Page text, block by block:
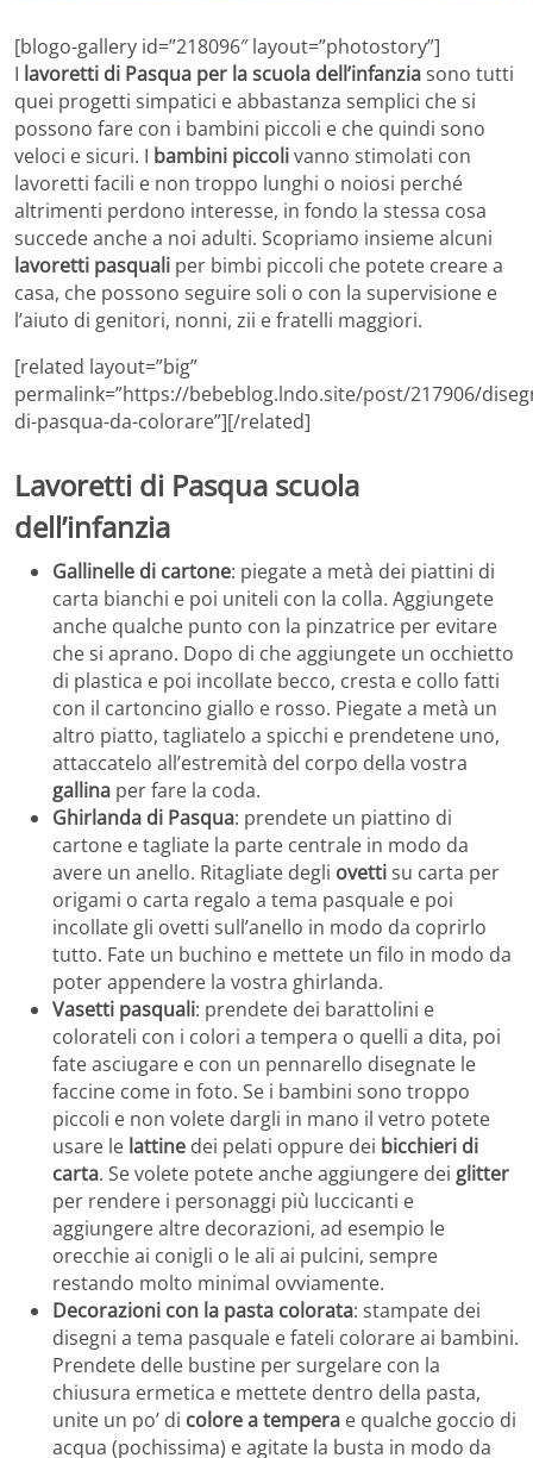
[blogo-gallery id=”218096″ layout=”photostory”]
I lavoretti di Pasqua per la scuola dell’infanziasono tutti
quei progetti simpatici e abbastanza semplici che si
possono fare con i bambini piccoli e che quindi sono
veloci e sicuri. I bambini piccolivanno stimolati con
lavoretti facili e non troppo lunghi o noiosi perché
altrimenti perdono interesse, in fondo la stessa cosa
succede anche a noi adulti. Scopriamo insieme alcuni
lavoretti pasquali per bimbi piccoli che potete creare a
casa, che possono seguire soli o con la supervisione e
l’aiuto di genitori, nonni, zii e fratelli maggiori.
[related layout=”big”
permalink=”https://bebeblog.lndo.site/post/217906/
di-pasqua-da-colorare”][/related]
Lavoretti di Pasqua scuola
dell’infanzia
Gallinelle di cartone: piegate a metà dei piattini di
carta bianchi e poi uniteli con la colla. Aggiungete
anche qualche punto con la pinzatrice per evitare
che si aprano. Dopo di che aggiungete un occhietto
di plastica e poi incollate becco, cresta e collo fatti
con il cartoncino giallo e rosso. Piegate a metà un
altro piatto, tagliatelo a spicchi e prendetene uno,
attaccatelo all’estremità del corpo della vostra
gallina per fare la coda.
Ghirlanda di Pasqua: prendete un piattino di
cartone e tagliate la parte centrale in modo da
avere un anello. Ritagliate degli ovettisu carta per
origami o carta regalo a tema pasquale e poi
incollate gli ovetti sull’anello in modo da coprirlo
tutto. Fate un buchino e mettete un filo in modo da
poter appendere la vostra ghirlanda.
Vasetti pasquali: prendete dei barattolini e
colorateli con i colori a tempera o quelli a dita, poi
fate asciugare e con un pennarello disegnate le
faccine come in foto. Se i bambini sono troppo
piccoli e non volete dargli in mano il vetro potete
usare le lattine dei pelati oppure dei bicchieri di
carta. Se volete potete anche aggiungere dei glitter
per rendere i personaggi più luccicanti e
aggiungere altre decorazioni, ad esempio le
orecchie ai conigli o le ali ai pulcini, sempre
restando molto minimal ovviamente.
Decorazioni con la pasta colorata: stampate dei
disegni a tema pasquale e fateli colorare ai bambini.
Prendete delle bustine per surgelare con la
chiusura ermetica e mettete dentro della pasta,
unite un po’ di colore a tempera e qualche goccio di
acqua (pochissima) e agitate la busta in modo da